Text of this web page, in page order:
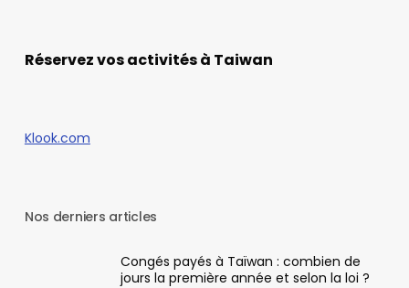
Réservez vos activités à Taiwan
Klook.com
Nos derniers articles
Congés payés à Taïwan : combien de
jours la première année et selon la loi ?